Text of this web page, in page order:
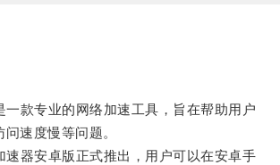
款专业的网络加速工具，旨在帮助用户
速度慢等问题。
器安卓版正式推出，用户可以在安卓手